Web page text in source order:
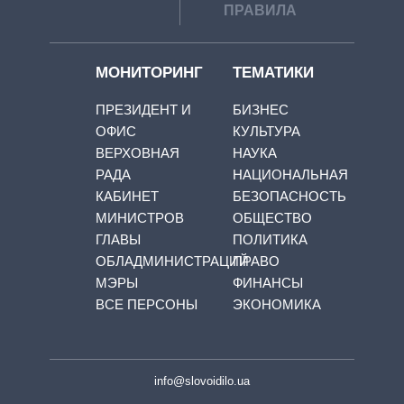
ПРАВИЛА
МОНИТОРИНГ
ПРЕЗИДЕНТ И
ОФИС
ВЕРХОВНАЯ
РАДА
КАБИНЕТ
МИНИСТРОВ
ГЛАВЫ
ОБЛАДМИНИСТРАЦИЙ
МЭРЫ
ВСЕ ПЕРСОНЫ
ТЕМАТИКИ
БИЗНЕС
КУЛЬТУРА
НАУКА
НАЦИОНАЛЬНАЯ
БЕЗОПАСНОСТЬ
ОБЩЕСТВО
ПОЛИТИКА
ПРАВО
ФИНАНСЫ
ЭКОНОМИКА
info@slovoidilo.ua